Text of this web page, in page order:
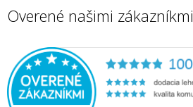
Overené našimi zákazníkmi